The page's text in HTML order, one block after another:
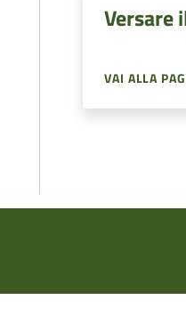
Versare
VAI ALLA